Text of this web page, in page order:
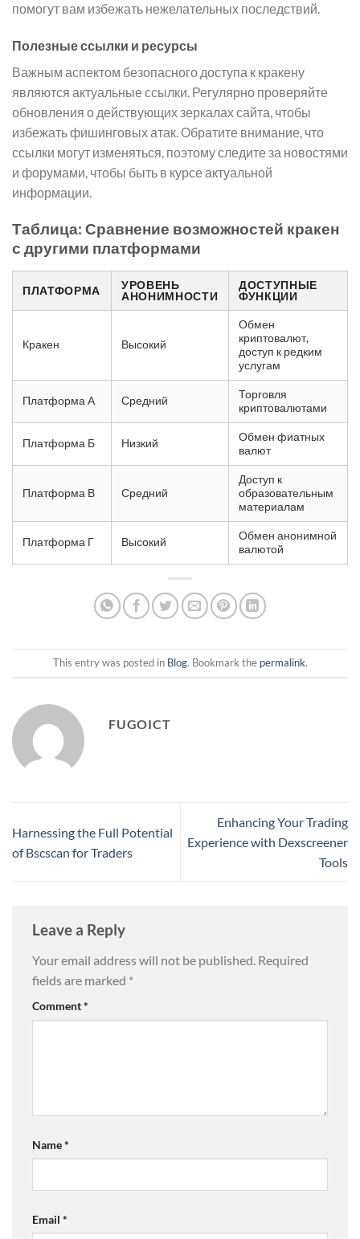
помогут вам избежать нежелательных последствий.
Полезные ссылки и ресурсы
Важным аспектом безопасного доступа к кракену
являются актуальные ссылки. Регулярно проверяйте
обновления о действующих зеркалах сайта, чтобы
избежать фишинговых атак. Обратите внимание, что
ссылки могут изменяться, поэтому следите за новостями
и форумами, чтобы быть в курсе актуальной
информации.
Таблица: Сравнение возможностей кракен
с другими платформами
ПЛАТФОРМА
УРОВЕНЬ
АНОНИМНОСТИ
ДОСТУПНЫЕ
ФУНКЦИИ
Кракен Высокий
Обмен
криптовалют,
доступ к редким
услугам
Платформа А Средний
Торговля
криптовалютами
Платформа Б Низкий
Обмен фиатных
валют
Платформа В Средний
Доступ к
образовательным
материалам
Платформа Г Высокий
Обмен анонимной
валютой
This entry was posted in Blog. Bookmark the permalink.
FUGOICT
Harnessing the Full Potential
of Bscscan for Traders
Enhancing Your Trading
Experience with Dexscreener
Tools
Leave a Reply
Your email address will not be published. Required
fields are marked *
Comment*
Name*
Email *